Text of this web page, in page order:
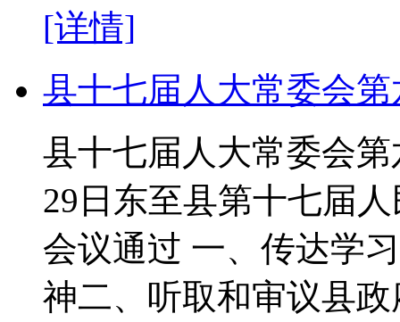
[详情]
县十七届人大常委会
县十七届人大常委会
29日东至县第十七届
会议通过 一、传达学
神二、听取和审议县